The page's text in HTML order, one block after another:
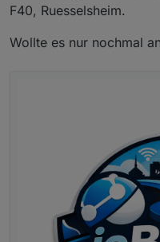
F40, Ruesselsheim.
Wollte es nur nochmal